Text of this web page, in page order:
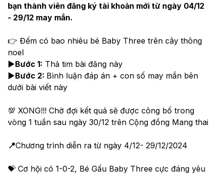
bạn thành viên đăng ký tài khoản mới từ ngày 04/12
- 29/12 may mắn.
👉 Đếm có bao nhiêu bé Baby Three trên cây thông
noel
▶️Bước 1: Thả tim bài đăng này
▶️Bước 2: Bình luận đáp án + con số may mắn bên
dưới bài viết này
💯 XONG!!! Chờ đợi kết quả sẽ được công bố trong
vòng 1 tuần sau ngày 30/12 trên Cộng đồng Mang thai
📍Chương trình diễn ra từ ngày 4/12- 29/12/2024
💝 Cơ hội có 1-0-2, Bé Gấu Baby Three cực đáng yêu